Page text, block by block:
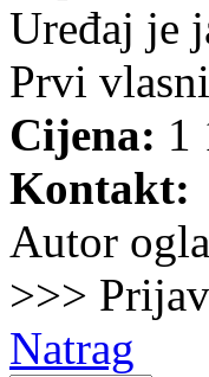
Uređaj je
Prvi
Cijena: 1
Kontakt:
Autor
>>>
Natrag